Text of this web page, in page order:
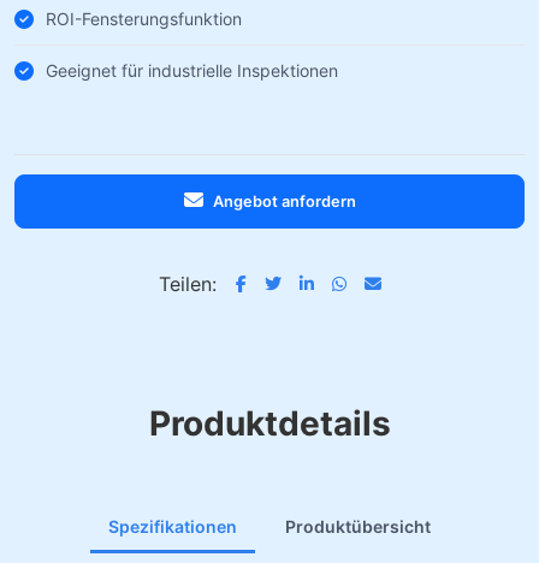
ROI-Fensterungsfunktion
Geeignet für industrielle Inspektionen
Angebot anfordern
Teilen:
Produktdetails
Spezifikationen Produktübersicht